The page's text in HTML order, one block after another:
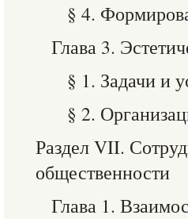
§ 4.
Глава 3.
§ 1. Задачи и
§ 2.
Раздел VII.
общественности
Глава 1.